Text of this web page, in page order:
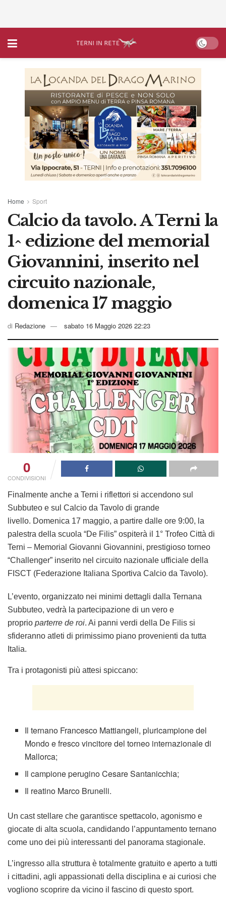
Home Sport
Calcio da tavolo. A Terni la
1^ edizione del memorial
Giovannini, inserito nel
circuito nazionale,
domenica 17 maggio
di Redazione sabato 16 Maggio 2026 22:23
0
CONDIVISIONI
Finalmente anche a Terni i riflettori si accendono sul
Subbuteo e sul Calcio da Tavolo di grande
livello. Domenica 17 maggio, a partire dalle ore 9:00, la
palestra della scuola “De Filis” ospiterà il 1° Trofeo Città di
Terni – Memorial Giovanni Giovannini, prestigioso torneo
“Challenger” inserito nel circuito nazionale ufficiale della
FISCT (Federazione Italiana Sportiva Calcio da Tavolo).
L’evento, organizzato nei minimi dettagli dalla Ternana
Subbuteo, vedrà la partecipazione di un vero e
proprio parterre de roi. Ai panni verdi della De Filis si
sfideranno atleti di primissimo piano provenienti da tutta
Italia.
Tra i protagonisti più attesi spiccano:
Il ternano Francesco Mattiangeli, pluricampione del
Mondo e fresco vincitore del torneo internazionale di
Mallorca;
Il campione peruginoCesare Santanicchia;
Il reatino Marco Brunelli.
Un cast stellare che garantisce spettacolo, agonismo e
giocate di alta scuola, candidando l’appuntamento ternano
come uno dei più interessanti del panorama stagionale.
L’ingresso alla struttura è totalmente gratuito e aperto a tutti
i cittadini, agli appassionati della disciplina e ai curiosi che
vogliono scoprire da vicino il fascino di questo sport.